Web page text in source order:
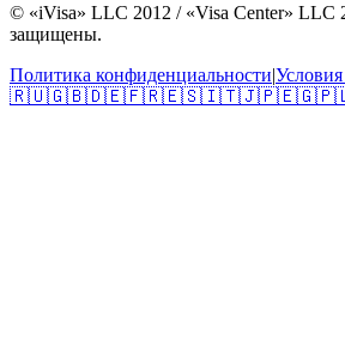
© «iVisa» LLC 2012 / «Visa Center» LLC
защищены.
Политика конфиденциальности|
🇷🇺🇬🇧🇩🇪🇫🇷🇪🇸🇮🇹🇯🇵🇪🇬